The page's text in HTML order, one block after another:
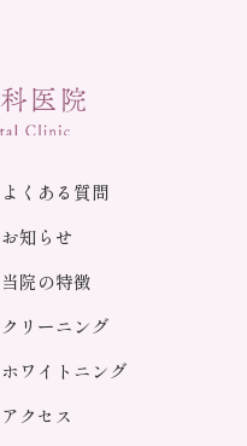
よくある質問
お知らせ
当院の特徴
クリーニング
ホワイトニング
アクセス